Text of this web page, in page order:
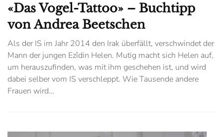
«Das Vogel-Tattoo» – Buchtipp
von Andrea Beetschen
Als der IS im Jahr 2014 den Irak überfällt, verschwindet der
Mann der jungen Ezîdin Helen. Mutig macht sich Helen auf,
um herauszufinden, was mit ihm geschehen ist, und wird
dabei selber vom IS verschleppt. Wie Tausende andere
Frauen wird…